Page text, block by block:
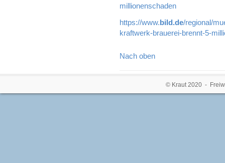
millionenschaden
https://www.bild.de/regional/
kraftwerk-brauerei-brennt-5-
Nach oben
© Kraut 2020 -